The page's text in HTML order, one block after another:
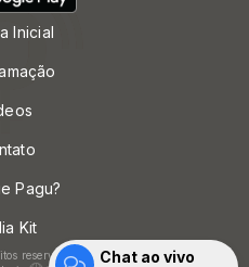
Inicial
Pagu?
Kit
reservados.
Chat ao vivo